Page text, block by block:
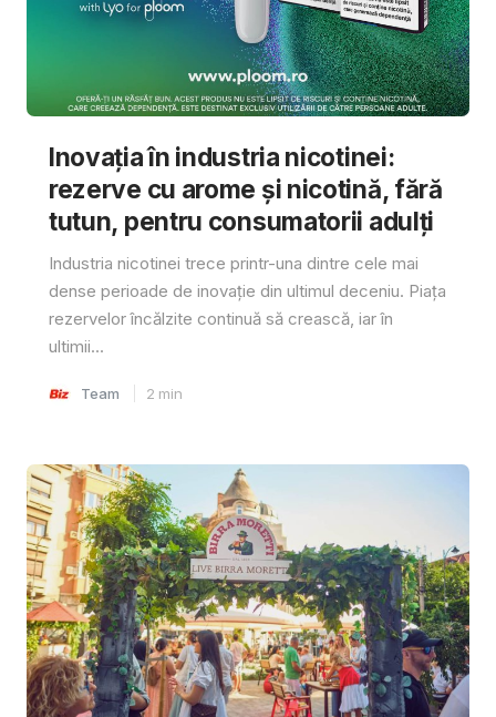
Inovația în industria nicotinei:
rezerve cu arome și nicotină, fără
tutun, pentru consumatorii adulți
Industria nicotinei trece printr-una dintre cele mai
dense perioade de inovație din ultimul deceniu. Piața
rezervelor încălzite continuă să crească, iar în
ultimii...
Team 2 min